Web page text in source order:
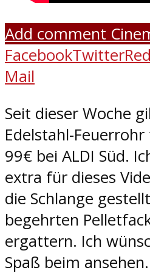
Add comment
FacebookTwitter
Mail
Seit dieser Woche
Edelstahl-
99€ bei ALDI Süd.
extra für dieses
die Schlange
begehrten
ergattern. Ich
Spaß beim ansehen.